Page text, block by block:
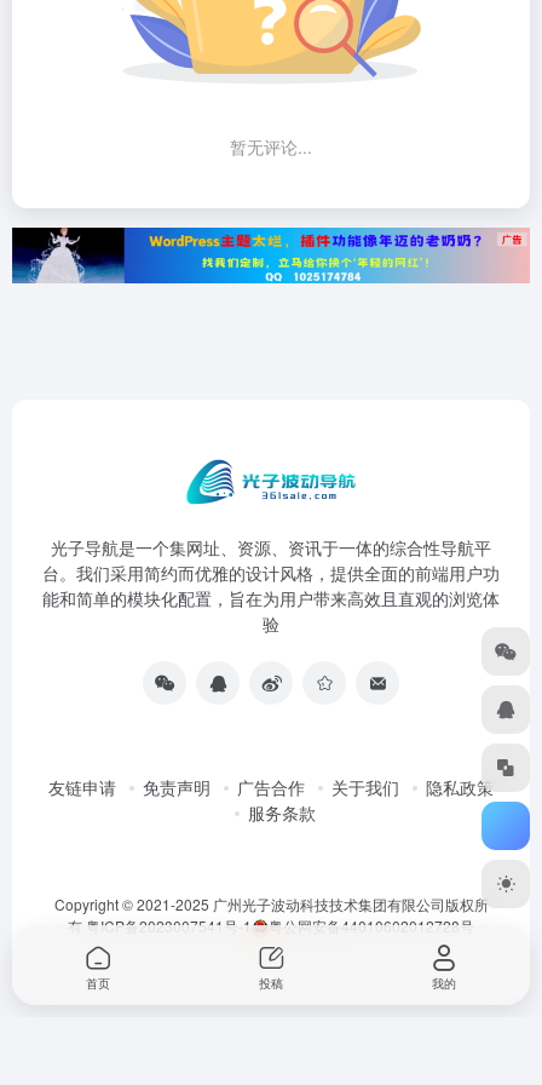
暂无评论...
光子导航是一个集网址、资源、资讯于一体的综合性导航平
台。我们采用简约而优雅的设计风格，提供全面的前端用户功
能和简单的模块化配置，旨在为用户带来高效且直观的浏览体
验
友链申请 免责声明 广告合作 关于我们
隐私政策
服务条款
Copyright © 2021-2025 广州光子波动科技技术集团有限公司版权所
有 粤ICP备2023007541号-1 粤公网安备44010602012728号
首页 投稿 我的